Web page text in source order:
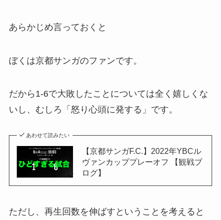
あらかじめ言っておくと
ぼくは京都サンガのファンです。
だから1-6で大敗したことについては全く嬉しくな
いし、むしろ「怒り心頭に発する」です。
あわせて読みたい
【京都サンガF.C.】2022年YBCル
ヴァンカッププレーオフ 【観戦ブ
ログ】
ただし、再生回数を伸ばすということを考えると